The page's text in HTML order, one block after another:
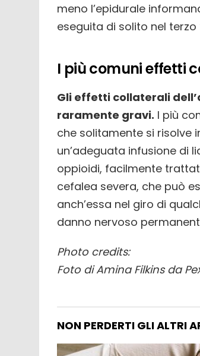
meno l’epidurale
eseguita di solito nel
I più comuni effetti
Gli effetti collaterali
raramente gravi. I più
che solitamente si risolve
un’adeguata infusione di
oppioidi, facilmente
cefalea severa, che può
anch’essa nel giro di
danno nervoso
Photo credits:
Foto di Amina Filkins da
NON PERDERTI GLI ALTRI